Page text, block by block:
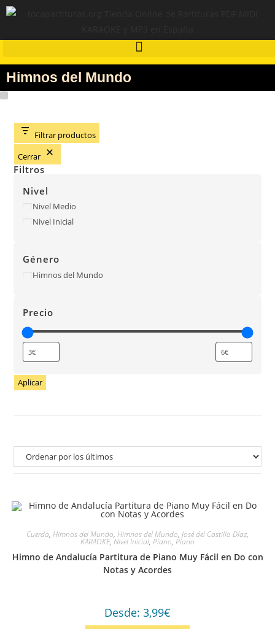
Himnos del Mundo
Filtrar productos
Cerrar
Filtros
Nivel
Nivel Medio
Nivel Inicial
Género
Himnos del Mundo
Precio
Aplicar
Cuerda, Himnos del Mundo, Himnos del Mundo, José del Castillo Díaz,
KARAOKE,Nivel Inicial, Piano, Piano
Himno de Andalucía Partitura de Piano Muy Fácil en Do con
Notas y Acordes
Desde: 3,99€